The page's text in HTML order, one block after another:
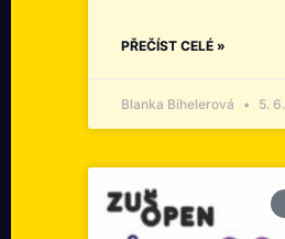
PŘEČÍST CELÉ »
Blanka Bihelerová 5.